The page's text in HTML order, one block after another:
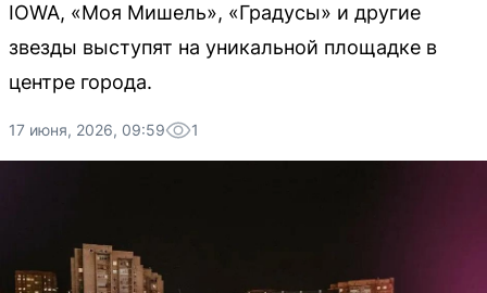
IOWA, «Моя Мишель», «Градусы» и другие
звезды выступят на уникальной площадке в
центре города.
17 июня, 2026, 09:59 1